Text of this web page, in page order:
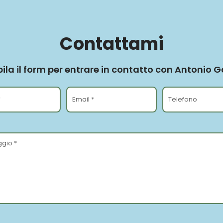
Contattami
il form per entrare in contatto con Antonio